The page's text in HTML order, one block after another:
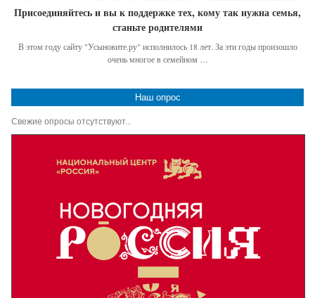
Присоединяйтесь и вы к поддержке тех, кому так нужна семья,
станьте родителями
В этом году сайту "Усыновите.ру" исполнилось 18 лет. За эти годы произошло
очень многое в семейном …
Наш опрос
Свежие опросы отсутствуют...